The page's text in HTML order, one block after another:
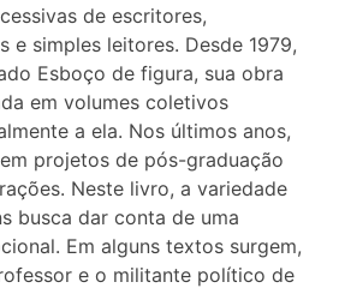
de escritores,
e simples leitores. Desde 1979,
Esboço de figura, sua obra
em volumes coletivos
a ela. Nos últimos anos,
projetos de pós-graduação
Neste livro, a variedade
busca dar conta de uma
Em alguns textos surgem,
e o militante político de